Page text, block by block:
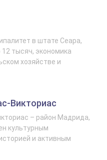
в штате Сеара,
12 тысяч, экономика
хозяйстве и
Викториас
– район Мадрида,
культурным
и активным